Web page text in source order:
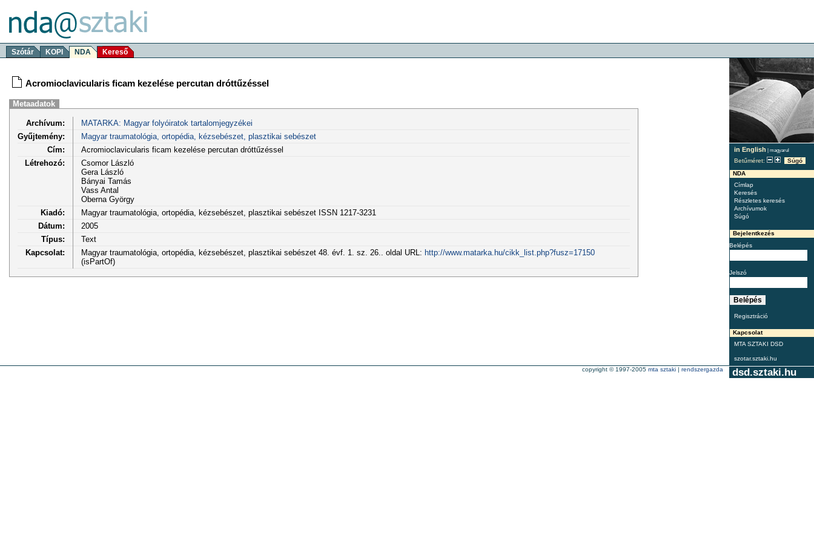
Szótár KOPI NDA Kereső
in English | magyarul
Betűméret:
Súgó
NDA
Címlap
Keresés
Részletes keresés
Archívumok
Súgó
Bejelentkezés
Belépés
Jelszó
Regisztráció
Kapcsolat
MTA SZTAKI DSD
szotar.sztaki.hu
Acromioclavicularis ficam kezelése percutan dróttűzéssel
Metaadatok
Archívum:
MATARKA: Magyar folyóiratok tartalomjegyzékei
Gyűjtemény:
Magyar traumatológia, ortopédia, kézsebészet, plasztikai sebészet
Cím:
Acromioclavicularis ficam kezelése percutan dróttűzéssel
Létrehozó:
Csomor László
Gera László
Bányai Tamás
Vass Antal
Oberna György
Kiadó:
Magyar traumatológia, ortopédia, kézsebészet, plasztikai sebészet ISSN 1217-3231
Dátum:
2005
Típus:
Text
Kapcsolat:
Magyar traumatológia, ortopédia, kézsebészet, plasztikai sebészet 48. évf. 1. sz. 26.. oldal URL: http://www.matarka.hu/cikk_list.php?fusz=17150
(isPartOf)
dsd.sztaki.hu
copyright © 1997-2005 mta sztaki | rendszergazda